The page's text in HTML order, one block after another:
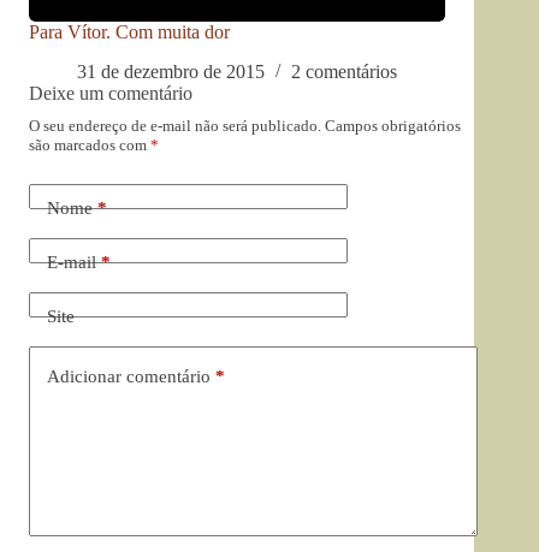
Para Vítor. Com muita dor
31 de dezembro de 2015
2 comentários
Deixe um comentário
O seu endereço de e-mail não será publicado. Campos obrigatórios
são marcados com *
Nome*
E-mail*
Site
Adicionar comentário *